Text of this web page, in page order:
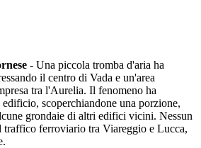
- Una piccola tromba d'aria ha
il centro di Vada e un'area
tra l'Aurelia. Il fenomeno ha
scoperchiandone una porzione,
grondaie di altri edifici vicini. Nessun
traffico ferroviario tra Viareggio e Lucca,